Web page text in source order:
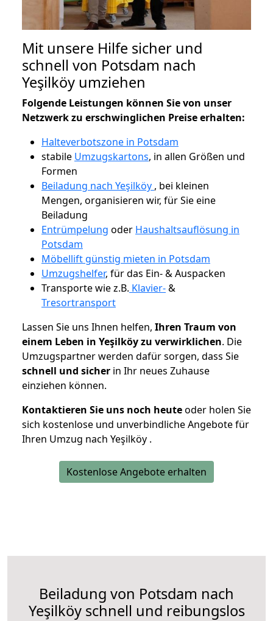
Mit unsere Hilfe sicher und
schnell von Potsdam nach
Yeşilköy umziehen
Folgende Leistungen können Sie von unser
Netzwerk zu erschwinglichen Preise erhalten:
Halteverbotszone in Potsdam
stabile Umzugskartons, in allen Größen und
Formen
Beiladung nach Yeşilköy , bei kleinen
Mengen, organisieren wir, für Sie eine
Beiladung
Entrümpelung oder Haushaltsauflösung in
Potsdam
Möbellift günstig mieten in Potsdam
Umzugshelfer, für das Ein- & Auspacken
Transporte wie z.B. Klavier-&
Tresortransport
Lassen Sie uns Ihnen helfen, Ihren Traum von
einem Leben in Yeşilköy zu verwirklichen. Die
Umzugspartner werden dafür sorgen, dass Sie
schnell und sicher in Ihr neues Zuhause
einziehen können.
Kontaktieren Sie uns noch heuteoder holen Sie
sich kostenlose und unverbindliche Angebote für
Ihren Umzug nach Yeşilköy .
Kostenlose Angebote erhalten
Beiladung von Potsdam nach
Yeşilköy schnell und reibungslos